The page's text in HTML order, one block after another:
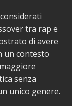
tra rap e
di avere
un contesto
senza
unico genere.